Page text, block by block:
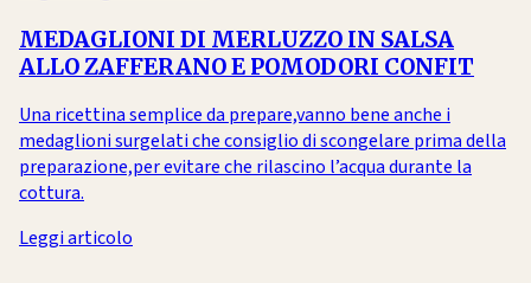
MEDAGLIONI DI MERLUZZO IN SALSA
ALLO ZAFFERANO E POMODORI CONFIT
Una ricettina semplice da prepare,vanno bene anche i
medaglioni surgelati che consiglio di scongelare prima della
preparazione,per evitare che rilascino l’acqua durante la
cottura.
Leggi articolo